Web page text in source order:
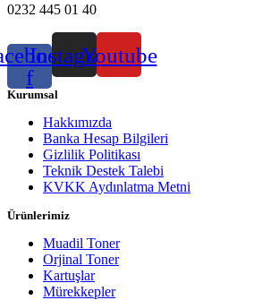
0232 445 01 40
f
InstagramYoutube
Kurumsal
Hakkımızda
Banka Hesap Bilgileri
Gizlilik Politikası
Teknik Destek Talebi
KVKK Aydınlatma Metni
Ürünlerimiz
Muadil Toner
Orjinal Toner
Kartuşlar
Mürekkepler